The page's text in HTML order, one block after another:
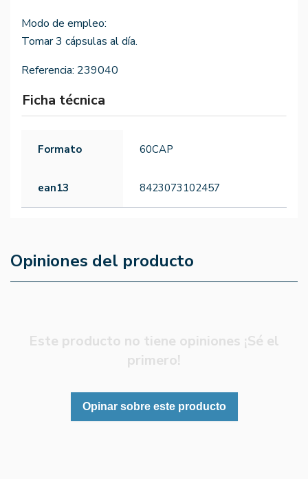
Modo de empleo:
Tomar 3 cápsulas al día.
Referencia: 239040
Ficha técnica
Formato 60CAP
ean13 8423073102457
Opiniones del producto
Este producto no tiene opiniones ¡Sé el
primero!
Opinar sobre este producto